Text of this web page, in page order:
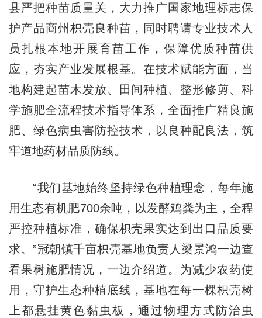
县严把种苗质量关，大力推广国家地理标志保
护产品商州枳壳良种苗，同时聘请专业技术人
员扎根本地开展育苗工作，保障优质种苗供
应，夯实产业发展根基。在技术赋能方面，当
地构建起苗木发放、田间种植、整形修剪、科
学施肥全流程技术指导体系，全面推广精良施
肥、绿色病虫害防控技术，以良种配良法，筑
牢道地药材品质防线。
“我们基地始终坚持绿色种植理念，每年施
用生态有机肥700余吨，以发酵鸡粪为主，全程
严控种植标准，确保枳壳果实达到出口品质要
求。”冠朝镇千亩枳壳基地负责人梁景鸿一边查
看果树施肥情况，一边介绍道。为减少农药使
用，守护生态种植底线，基地在每一棵枳壳树
上都悬挂黄色黏虫板，通过物理方式防治虫